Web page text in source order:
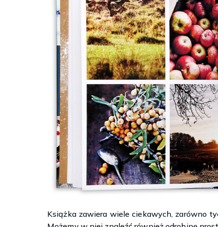
Książka zawiera wiele ciekawych, zarówno